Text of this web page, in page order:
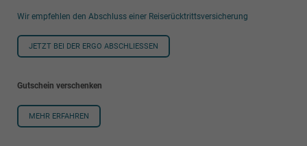
Wir empfehlen den Abschluss einer Reiserücktrittsversicherung
JETZT BEI DER ERGO ABSCHLIESSEN
Gutschein verschenken
MEHR ERFAHREN